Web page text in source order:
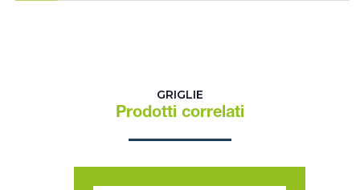
GRIGLIE
Prodotti correlati